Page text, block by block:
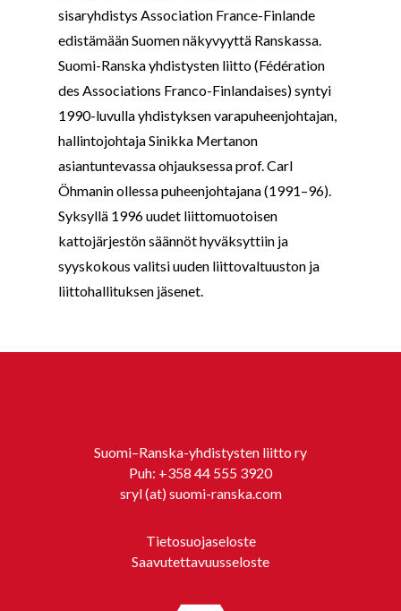
sisaryhdistys Association France-Finlande
edistämään Suomen näkyvyyttä Ranskassa.
Suomi-Ranska yhdistysten liitto (Fédération
des Associations Franco-Finlandaises) syntyi
1990-luvulla yhdistyksen varapuheenjohtajan,
hallintojohtaja Sinikka Mertanon
asiantuntevassa ohjauksessa prof. Carl
Öhmanin ollessa puheenjohtajana (1991–96).
Syksyllä 1996 uudet liittomuotoisen
kattojärjestön säännöt hyväksyttiin ja
syyskokous valitsi uuden liittovaltuuston ja
liittohallituksen jäsenet.
Suomi–Ranska-yhdistysten liitto ry
Puh: +358 44 555 3920
sryl (at) suomi-ranska.com
Tietosuojaseloste
Saavutettavuusseloste